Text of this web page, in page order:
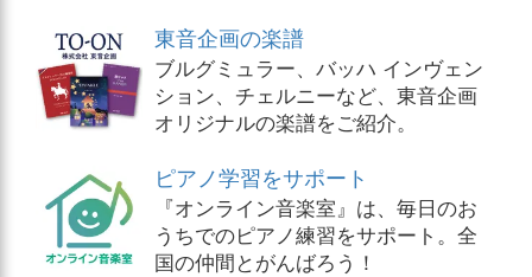
東音企画の楽譜
ブルグミュラー、バッハ インヴェン
ション、チェルニーなど、東音企画
オリジナルの楽譜をご紹介。
ピアノ学習をサポート
『オンライン音楽室』は、毎日のお
うちでのピアノ練習をサポート。全
国の仲間とがんばろう！